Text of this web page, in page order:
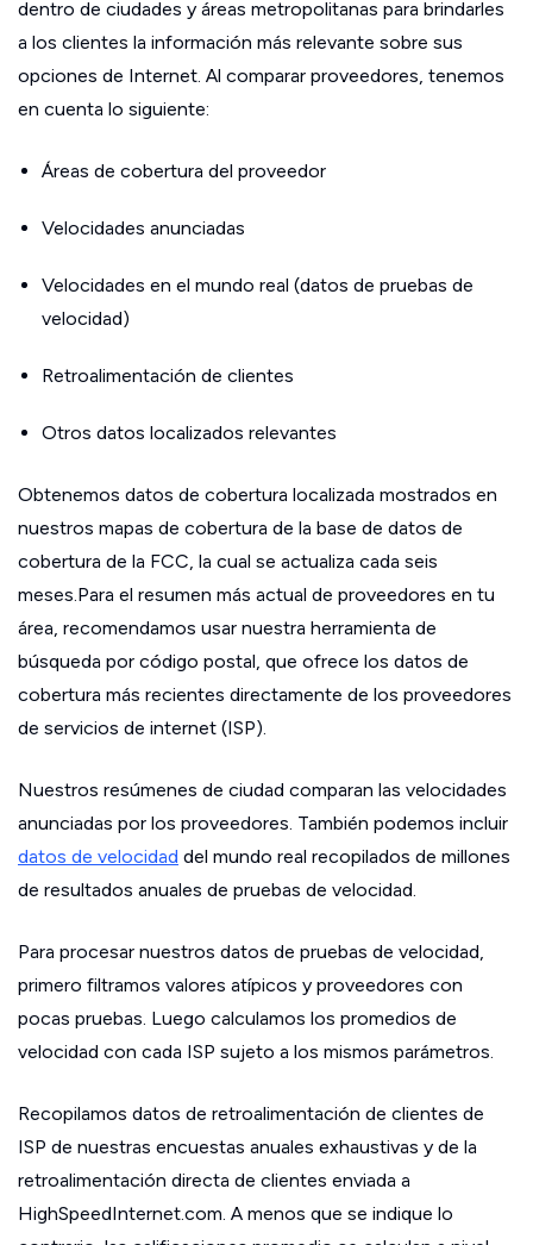
dentro de ciudades y áreas metropolitanas para brindarles
a los clientes la información más relevante sobre sus
opciones de Internet. Al comparar proveedores, tenemos
en cuenta lo siguiente:
Áreas de cobertura del proveedor
Velocidades anunciadas
Velocidades en el mundo real (datos de pruebas de
velocidad)
Retroalimentación de clientes
Otros datos localizados relevantes
Obtenemos datos de cobertura localizada mostrados en
nuestros mapas de cobertura de la base de datos de
cobertura de la FCC, la cual se actualiza cada seis
meses.Para el resumen más actual de proveedores en tu
área, recomendamos usar nuestra herramienta de
búsqueda por código postal, que ofrece los datos de
cobertura más recientes directamente de los proveedores
de servicios de internet (ISP).
Nuestros resúmenes de ciudad comparan las velocidades
anunciadas por los proveedores. También podemos incluir
datos de velocidad del mundo real recopilados de millones
de resultados anuales de pruebas de velocidad.
Para procesar nuestros datos de pruebas de velocidad,
primero filtramos valores atípicos y proveedores con
pocas pruebas. Luego calculamos los promedios de
velocidad con cada ISP sujeto a los mismos parámetros.
Recopilamos datos de retroalimentación de clientes de
ISP de nuestras encuestas anuales exhaustivas y de la
retroalimentación directa de clientes enviada a
HighSpeedInternet.com. A menos que se indique lo